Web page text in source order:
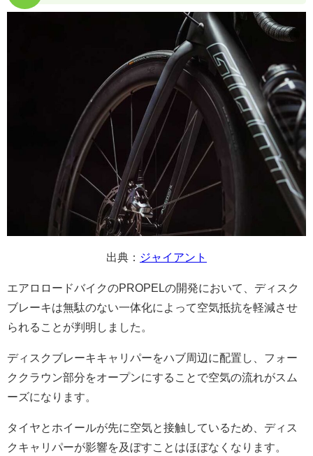
出典： ジャイアント
エアロロードバイクのPROPELの開発において、ディスク
ブレーキは無駄のない一体化によって空気抵抗を軽減させ
られることが判明しました。
ディスクブレーキキャリパーをハブ周辺に配置し、フォー
ククラウン部分をオープンにすることで空気の流れがスム
ーズになります。
タイヤとホイールが先に空気と接触しているため、ディス
クキャリパーが影響を及ぼすことはほぼなくなります。